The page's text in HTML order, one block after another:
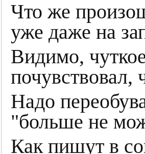
Что же
уже даже на
Видимо,
почувствовал,
Надо
"больше не
Как пишут в